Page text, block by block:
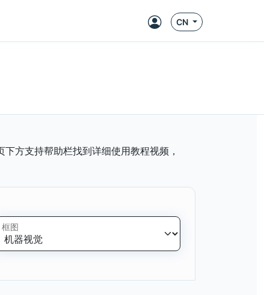
CN
方支持帮助栏找到详细使用教程视频，
框图